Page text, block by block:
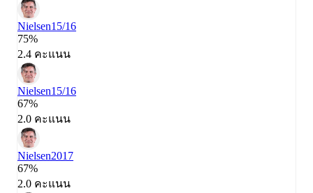
Nielsen15/16
75%
2.4 คะแนน
Nielsen15/16
67%
2.0 คะแนน
Nielsen2017
67%
2.0 คะแนน